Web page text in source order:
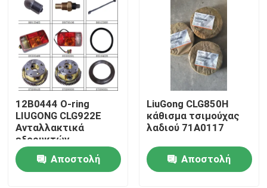
Αρχική Σελίδα
Προϊόντα
12Β0444 Ο-ring
LIUGONG CLG922E
Ανταλλακτικά
εξορυκτών
Αποστολή
LiuGong CLG850H
κάθισμα τσιμούχας
λαδιού 71A0117
Αποστολή